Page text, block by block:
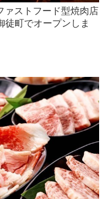
ァストフード型焼肉店
徒町でオープンしま